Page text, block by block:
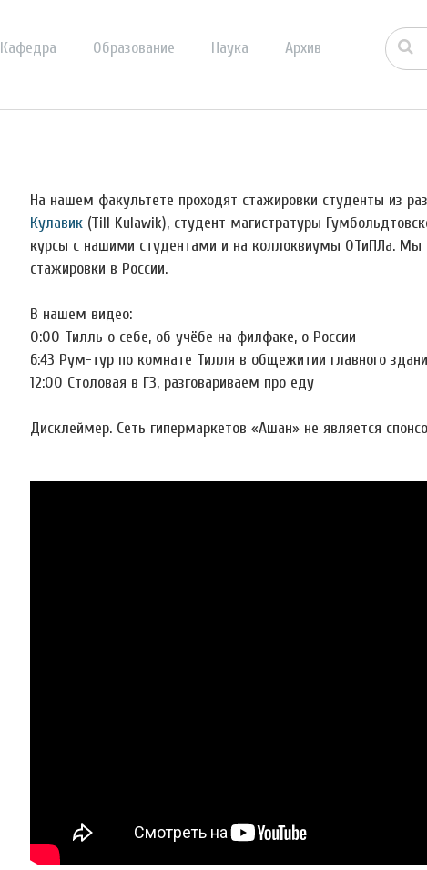
Кафедра Образование Наука Архив
На нашем факультете проходят стажировки студенты из
Кулавик (Till Kulawik), студент магистратуры
курсы с нашими студентами и на коллоквиумы ОТиПЛа. Мы
стажировки в России.
В нашем видео:
0:00 Тилль о себе, об учёбе на филфаке, о России
6:43 Рум-тур по комнате Тилля в общежитии главного
12:00 Столовая в ГЗ, разговариваем про еду
Дисклеймер. Сеть гипермаркетов «Ашан» не является